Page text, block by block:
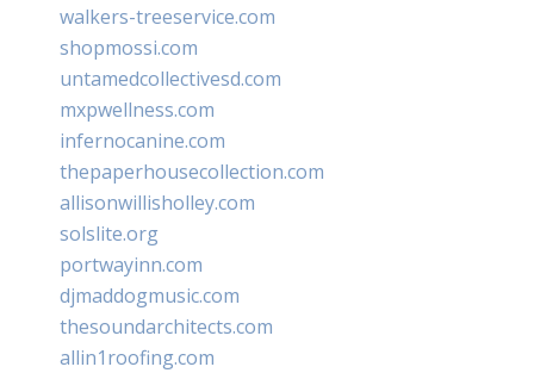
walkers-treeservice.com
shopmossi.com
untamedcollectivesd.com
mxpwellness.com
infernocanine.com
thepaperhousecollection.com
allisonwillisholley.com
solslite.org
portwayinn.com
djmaddogmusic.com
thesoundarchitects.com
allin1roofing.com